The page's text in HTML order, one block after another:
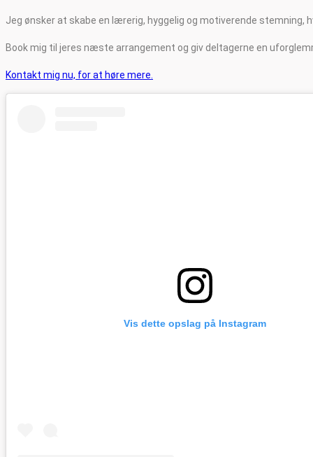
Jeg ønsker at skabe en lærerig, hyggelig og motiverende
Book mig til jeres næste arrangement og giv deltagerne en
Kontakt mig nu, for at høre mere.
Vis dette opslag på Instagram